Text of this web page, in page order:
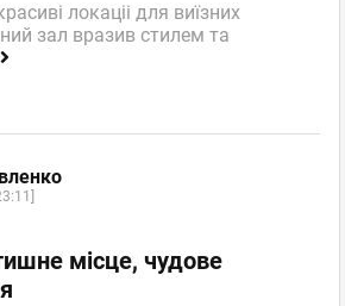
локаціі для виїзних
зал вразив стилем та
місце, чудове